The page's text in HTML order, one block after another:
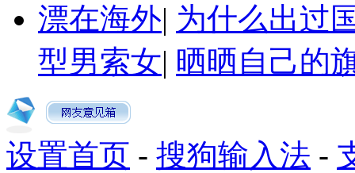
漂在海外| 为什么出过
型男索女| 晒晒自己的
设置首页 - 搜狗输入法 -